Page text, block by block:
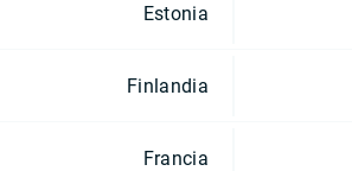
Estonia
Finlandia
Francia